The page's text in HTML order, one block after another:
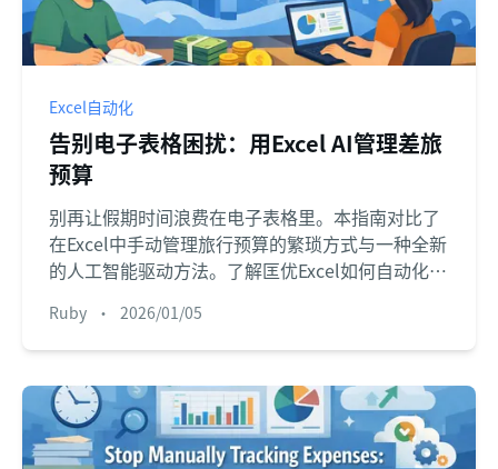
Excel自动化
告别电子表格困扰：用Excel AI管理差旅
预算
别再让假期时间浪费在电子表格里。本指南对比了
在Excel中手动管理旅行预算的繁琐方式与一种全新
的人工智能驱动方法。了解匡优Excel如何自动化您
Ruby • 2026/01/05